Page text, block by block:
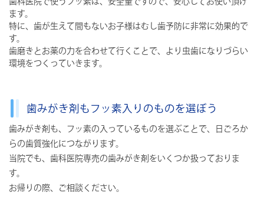
ます。
特に、歯が生えて間もないお子様はむし歯予防に非常に効果的で
す。
歯磨きとお薬の力を合わせて行くことで、より虫歯になりづらい
環境をつくっていきます。
歯みがき剤もフッ素入りのものを選ぼう
歯みがき剤も、フッ素の入っているものを選ぶことで、日ごろか
らの歯質強化につながります。
当院でも、歯科医院専売の歯みがき剤をいくつか扱っておりま
す。
お帰りの際、ご相談ください。